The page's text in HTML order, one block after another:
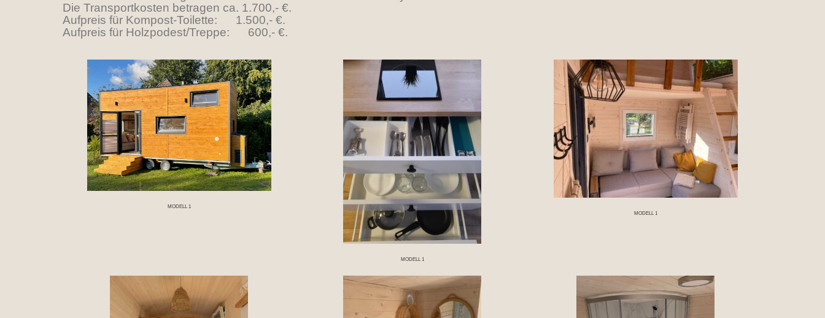
Die Transportkosten betragen ca. 1.700,- €.
Aufpreis für Kompost-Toilette: 1.500,- €.
Aufpreis für Holzpodest/Treppe: 600,- €.
MODELL 1
MODELL 1
MODELL 1